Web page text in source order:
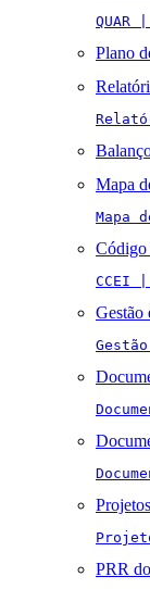
Plano
Mapa
Mapa
Código
CCEI
Gestão
PRR